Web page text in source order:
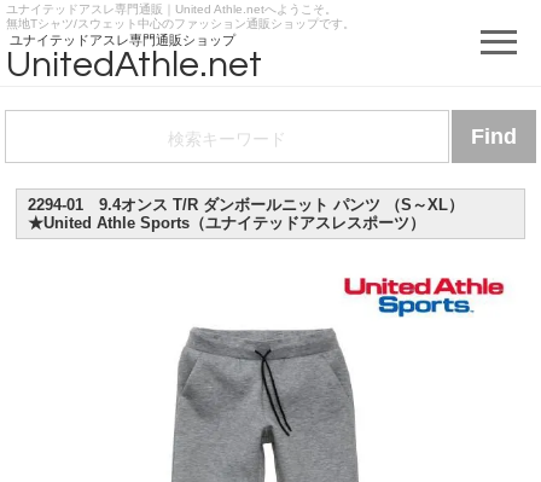
https://www.unitedathle.net
ユナイテッドアスレ専門通販｜United Athle.netへようこそ。
無地Tシャツ/スウェット中心のファッション通販ショップです。
ユナイテッドアスレ専門通販ショップ
UnitedAthle.net
2294-01 9.4オンス T/R ダンボールニット パンツ （S～XL）
★United Athle Sports（ユナイテッドアスレスポーツ）